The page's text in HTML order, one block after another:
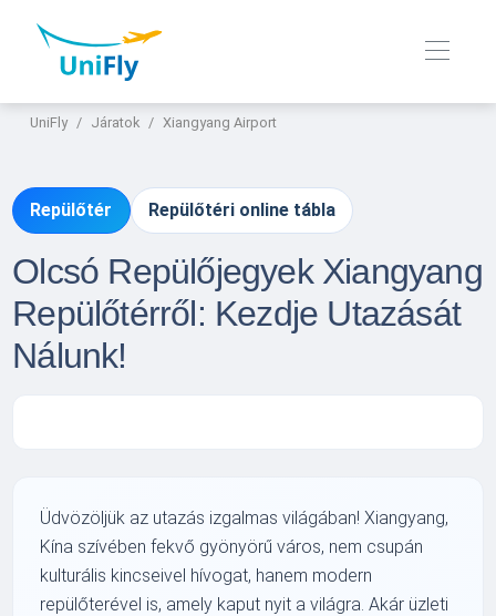
UniFly Járatok Xiangyang Airport
Repülőtér Repülőtéri online tábla
Olcsó Repülőjegyek Xiangyang
Repülőtérről: Kezdje Utazását
Nálunk!
Üdvözöljük az utazás izgalmas világában! Xiangyang,
Kína szívében fekvő gyönyörű város, nem csupán
kulturális kincseivel hívogat, hanem modern
repülőterével is, amely kaput nyit a világra. Akár üzleti